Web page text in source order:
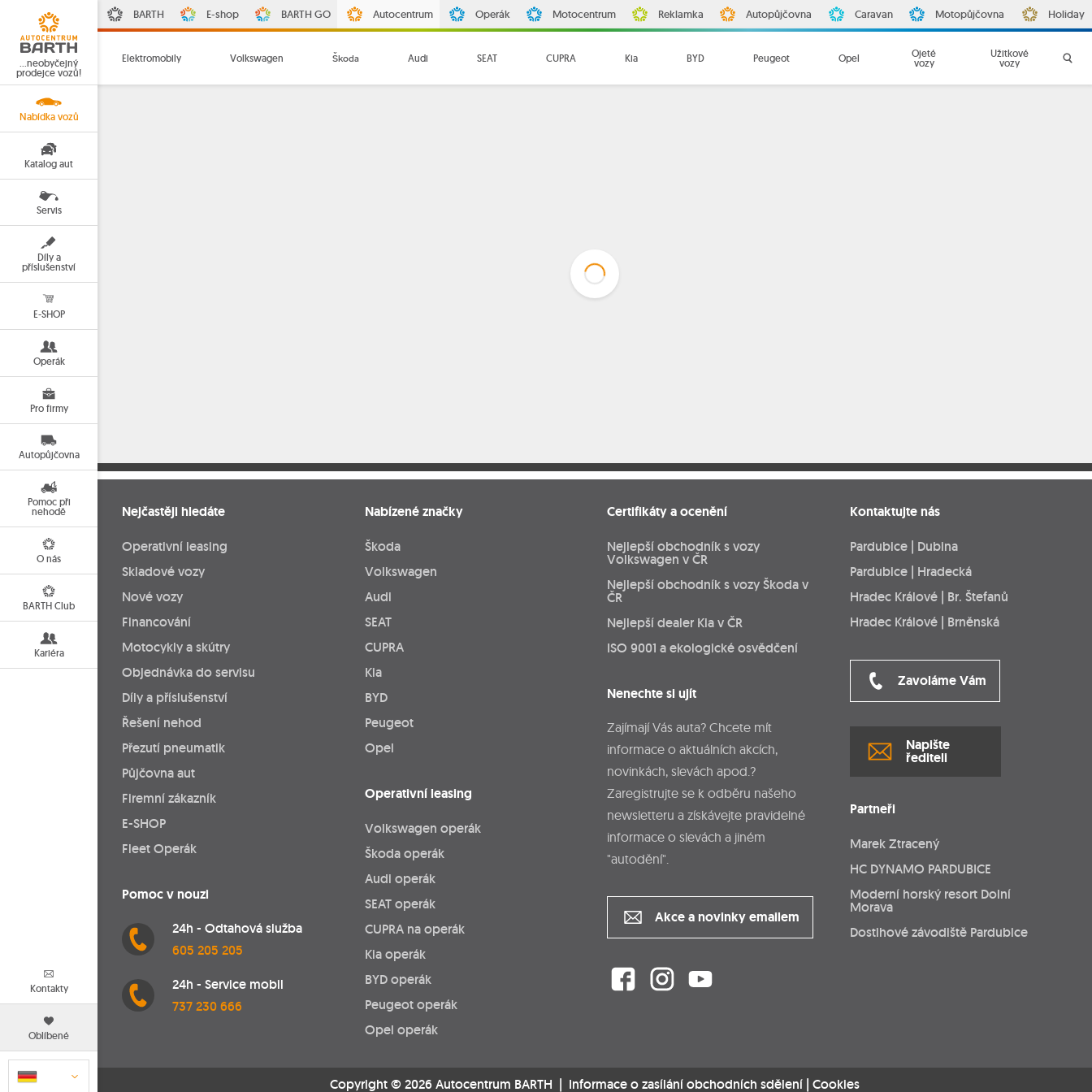
…neobyčejný
prodejce vozů!
Nabídka vozů
Katalog aut
Servis
Díly a
příslušenství
E-SHOP
Operák
Pro firmy
Autopůjčovna
Pomoc při
nehodě
O nás
BARTH Club
Kariéra
Kontakty
Oblíbené
BARTH E-shop BARTH GO Autocentrum Operák Motocentrum Reklamka Autopůjčovna Caravan Motopůjčovna Holiday
Elektromobily Volkswagen Škoda Audi SEAT CUPRA Kia BYD Peugeot Opel
Ojeté
vozy
Užitkové
vozy
Nejčastěji hledáte
Operativní leasing
Skladové vozy
Nové vozy
Financování
Motocykly a skútry
Objednávka do servisu
Díly a příslušenství
Řešení nehod
Přezutí pneumatik
Půjčovna aut
Firemní zákazník
E-SHOP
Fleet Operák
Pomoc v nouzi
24h - Odtahová služba
605 205 205
24h - Service mobil
737 230 666
Nabízené značky
Škoda
Volkswagen
Audi
SEAT
CUPRA
Kia
BYD
Peugeot
Opel
Operativní leasing
Volkswagen operák
Škoda operák
Audi operák
SEAT operák
CUPRA na operák
Kia operák
BYD operák
Peugeot operák
Opel operák
Certifikáty a ocenění
Nejlepší obchodník s vozy
Volkswagen v ČR
Nejlepší obchodník s vozy Škoda v
ČR
Nejlepší dealer Kia v ČR
ISO 9001 a ekologické osvědčení
Nenechte si ujít
Zajímají Vás auta? Chcete mít
informace o aktuálních akcích,
novinkách, slevách apod.?
Zaregistrujte se k odběru našeho
newsletteru a získávejte pravidelné
informace o slevách a jiném
"autodění".
Akce a novinky emailem
Kontaktujte nás
Pardubice | Dubina
Pardubice | Hradecká
Hradec Králové | Br. Štefanů
Hradec Králové | Brněnská
Zavoláme Vám
Napište
řediteli
Partneři
Marek Ztracený
HC DYNAMO PARDUBICE
Moderní horský resort Dolní
Morava
Dostihové závodiště Pardubice
Copyright © 2026 Autocentrum BARTH | Informace o zasílání obchodních sdělení | Cookies